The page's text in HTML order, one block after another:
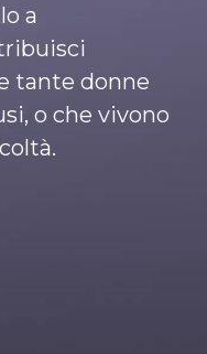
a
tante donne
o che vivono